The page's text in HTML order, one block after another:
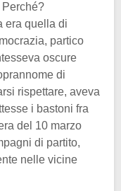
era quella di
partico
oscure
di
rispettare, aveva
i bastoni fra
del 10 marzo
di partito,
nelle vicine